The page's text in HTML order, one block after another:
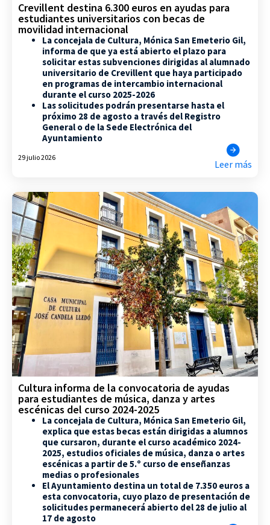
Crevillent destina 6.300 euros en ayudas para
estudiantes universitarios con becas de
movilidad internacional
La concejala de Cultura, Mónica San Emeterio Gil,
informa de que ya está abierto el plazo para
solicitar estas subvenciones dirigidas al alumnado
universitario de Crevillent que haya participado
en programas de intercambio internacional
durante el curso 2025-2026
Las solicitudes podrán presentarse hasta el
próximo 28 de agosto a través del Registro
General o de la Sede Electrónica del
Ayuntamiento
29 julio 2026
Leer más
Cultura informa de la convocatoria de ayudas
para estudiantes de música, danza y artes
escénicas del curso 2024-2025
La concejala de Cultura, Mónica San Emeterio Gil,
explica que estas becas están dirigidas a alumnos
que cursaron, durante el curso académico 2024-
2025, estudios oficiales de música, danza o artes
escénicas a partir de 5.º curso de enseñanzas
medias o profesionales
El Ayuntamiento destina un total de 7.350 euros a
esta convocatoria, cuyo plazo de presentación de
solicitudes permanecerá abierto del 28 de julio al
17 de agosto